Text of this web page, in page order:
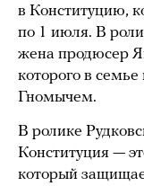
в Конституцию,
по 1 июля. В
жена продюсер
которого в
Гномычем.
В ролике
Конституция —
который